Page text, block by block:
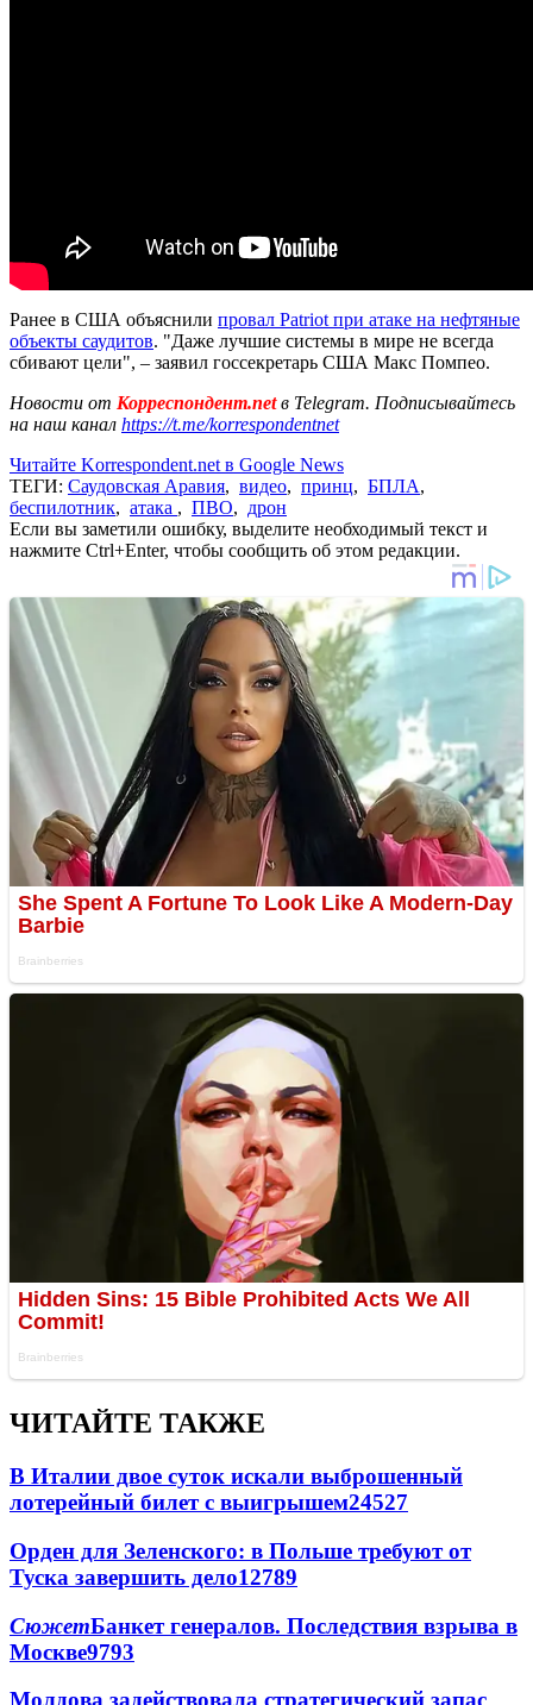
Ранее в США объяснили провал Patriot при атаке на нефтяные
объекты саудитов. "Даже лучшие системы в мире не всегда
сбивают цели", – заявил госсекретарь США Макс Помпео.
Новости от Корреспондент.netв Telegram. Подписывайтесь
на наш канал https://t.me/korrespondentnet
Читайте Korrespondent.net в Google News
ТЕГИ: Саудовская Аравия, видео, принц, БПЛА,
беспилотник, атака , ПВО, дрон
Если вы заметили ошибку, выделите необходимый текст и
нажмите Ctrl+Enter, чтобы сообщить об этом редакции.
ЧИТАЙТЕ ТАКЖЕ
В Италии двое суток искали выброшенный
лотерейный билет с выигрышем24527
Орден для Зеленского: в Польше требуют от
Туска завершить дело12789
СюжетБанкет генералов. Последствия взрыва в
Москве9793